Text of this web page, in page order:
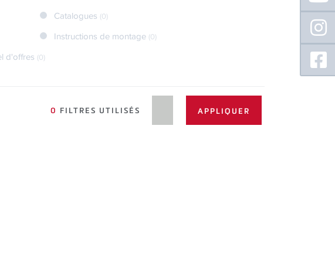
Catalogues (0)
Instructions de montage (0)
d'offres (0)
0 FILTRES UTILISÉS